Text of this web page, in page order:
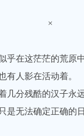
×
在这茫茫的荒原
有人影在活动着。
分残酷的汉子永
是无法确定正确的